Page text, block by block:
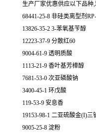
生产厂家优惠供应以下品种
68441-25-8 非硅类离型剂
13826-35-2 3-苯氧基苄醇
12223-37-9 分散红60
9004-61-9 透明质酸
1113-21-9 香叶基芳樟醇
7681-53-0 次亚磷酸钠
3400-45-1 环戊酸
119-53-9 安息香
19153-98-1 二亚硫酸金(I)三
9005-25-8 淀粉